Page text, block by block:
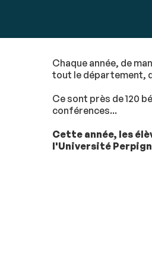
Chaque année, de
tout le département,
Ce sont près de 120
conférences...
Cette année, les
l'Université